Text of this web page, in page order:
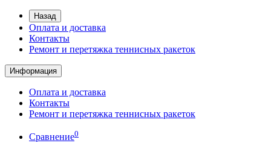
Назад
Оплата и доставка
Контакты
Ремонт и перетяжка теннисных ракеток
Информация
Оплата и доставка
Контакты
Ремонт и перетяжка теннисных ракеток
Сравнение0